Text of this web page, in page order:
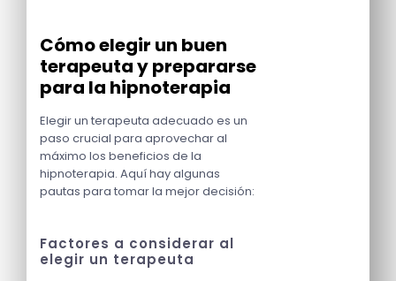
Cómo elegir un buen
terapeuta y prepararse
para la hipnoterapia
Elegir un terapeuta adecuado es un
paso crucial para aprovechar al
máximo los beneficios de la
hipnoterapia. Aquí hay algunas
pautas para tomar la mejor decisión:
Factores a considerar al
elegir un terapeuta